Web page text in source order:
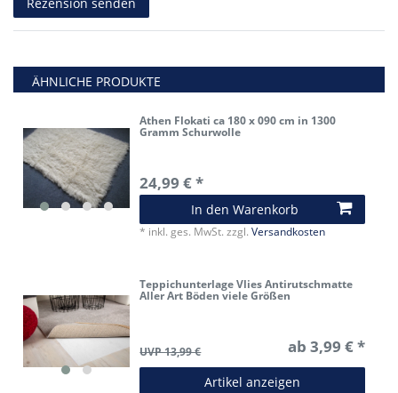
ÄHNLICHE PRODUKTE
Athen Flokati ca 180 x 090 cm in 1300
Gramm Schurwolle
24,99 € *
In den Warenkorb
* inkl. ges. MwSt. zzgl.Versandkosten
Teppichunterlage Vlies Antirutschmatte
Aller Art Böden viele Größen
UVP 13,99 € ab 3,99 € *
Artikel anzeigen